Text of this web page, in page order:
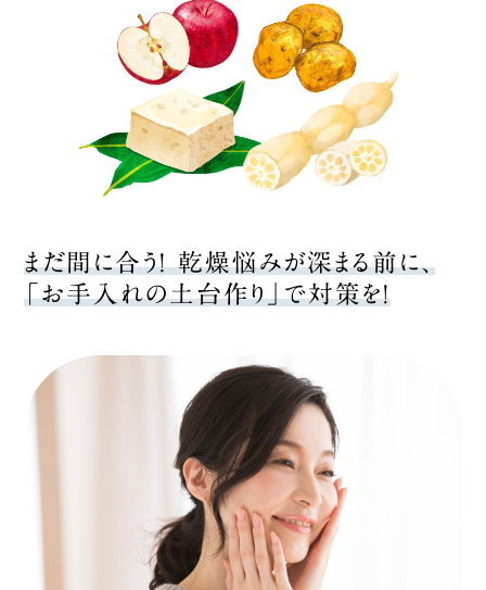
まだ間に合う！ 乾燥悩みが深まる前に、
「お手入れの土台作り」で対策を！